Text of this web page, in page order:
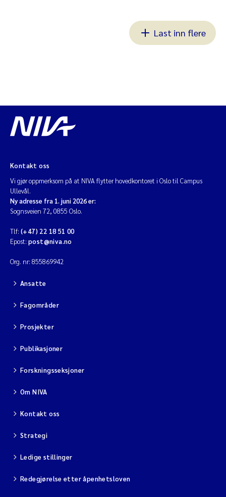
Last inn flere
Kontakt oss
Vi gjør oppmerksom på at NIVA flytter hovedkontoret i Oslo til Campus
Ullevål.
Ny adresse fra 1. juni 2026 er:
Sognsveien 72, 0855 Oslo.
Tlf: (+47) 22 18 51 00
Epost: post@niva.no
Org. nr: 855869942
Ansatte
Fagområder
Prosjekter
Publikasjoner
Forskningsseksjoner
Om NIVA
Kontakt oss
Strategi
Ledige stillinger
Redegjørelse etter åpenhetsloven